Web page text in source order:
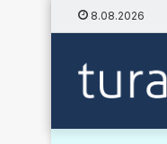
8.08.2026